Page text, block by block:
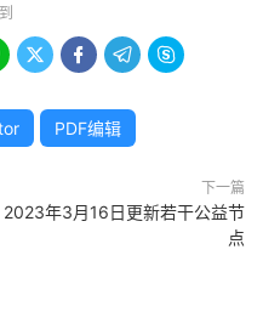
   
PDF编辑
下一篇
2023年3月16日更新若干公益节
点